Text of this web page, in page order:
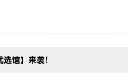
馆】来袭！